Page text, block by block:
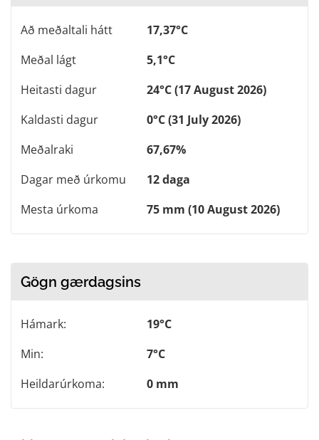
Að meðaltali hátt
17,37°C
Meðal lágt
5,1°C
Heitasti dagur
24°C (17 August 2026)
Kaldasti dagur
0°C (31 July 2026)
Meðalraki
67,67%
Dagar með úrkomu
12 daga
Mesta úrkoma
75 mm (10 August 2026)
Gögn gærdagsins
Hámark:
19°C
Min:
7°C
Heildarúrkoma:
0 mm